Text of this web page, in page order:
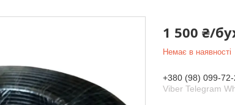
1 500 ₴/
Немає в наявності
+380 (98) 099-
Viber Telegram